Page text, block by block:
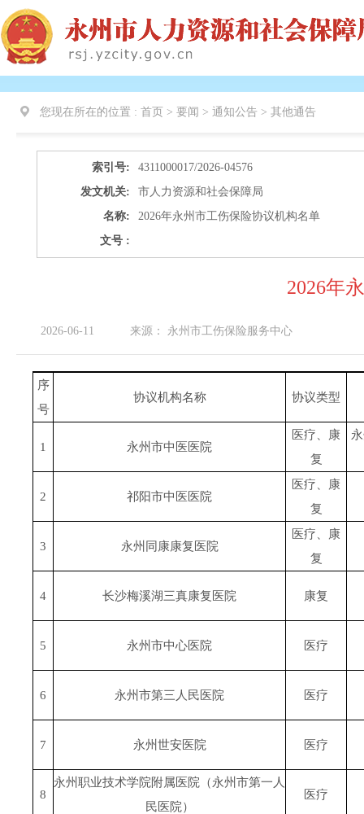
您现在所在的位置 : 首页 > 要闻 > 通知公告 > 其他通告
索引号:
4311000017/2026-04576
发文机关:
市人力资源和社会保障局
名称:
2026年永州市工伤保险协议机构名单
文号 :
2026年
2026-06-11 来源： 永州市工伤保险服务中心
序
号
协议机构名称 协议类型
1 永州市中医医院
医疗、康
复
2 祁阳市中医医院
医疗、康
复
3 永州同康康复医院
医疗、康
复
4 长沙梅溪湖三真康复医院 康复
5 永州市中心医院 医疗
6 永州市第三人民医院 医疗
7 永州世安医院 医疗
8
永州职业技术学院附属医院（永州市第一人
民医院）
医疗